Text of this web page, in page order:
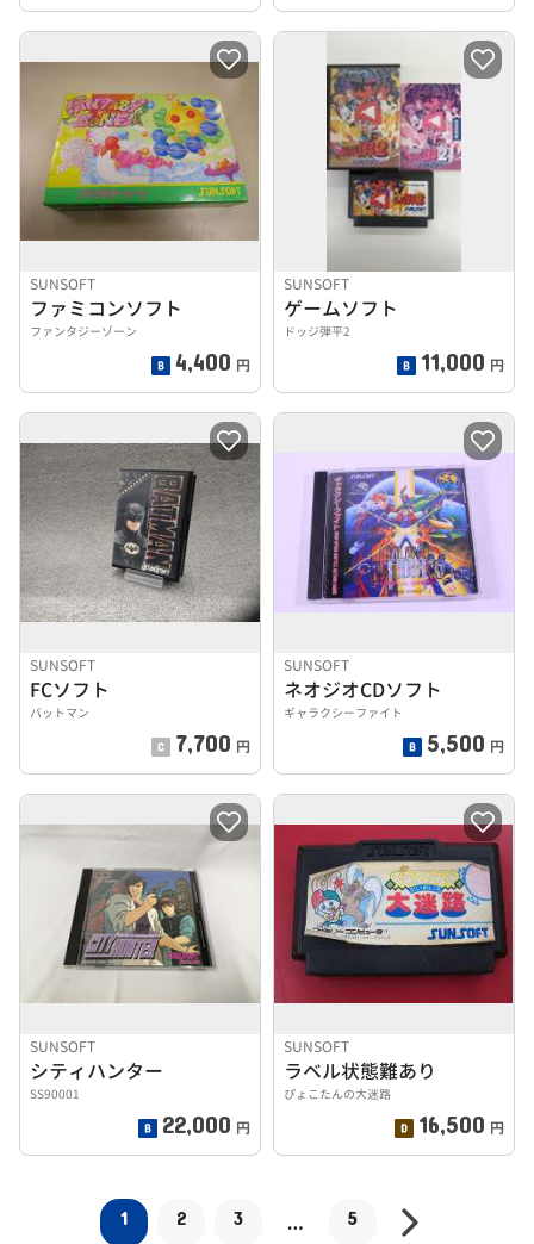
SUNSOFT
ファミコンソフト
ファンタジーゾーン
4,400 円
SUNSOFT
ゲームソフト
ドッジ弾平2
11,000 円
SUNSOFT
FCソフト
バットマン
7,700 円
SUNSOFT
ネオジオCDソフト
ギャラクシーファイト
5,500 円
SUNSOFT
シティハンター
SS90001
22,000 円
SUNSOFT
ラベル状態難あり
ぴょこたんの大迷路
16,500 円
1 2 3 … 5